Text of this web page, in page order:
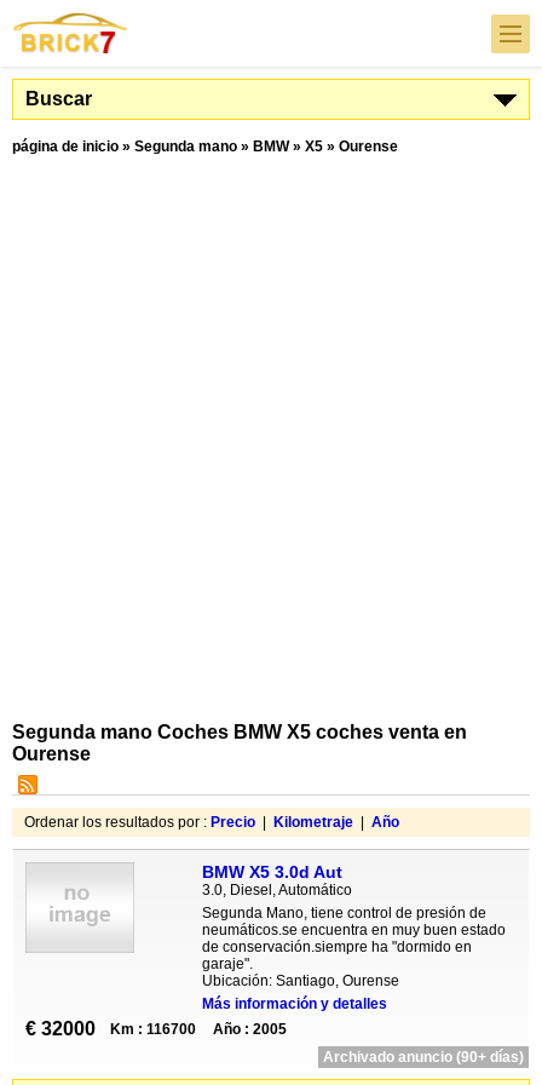
Buscar
página de inicio » Segunda mano » BMW» X5 » Ourense
Segunda mano Coches BMW X5 coches venta en
Ourense
Ordenar los resultados por : Precio Kilometraje Año
BMW X5 3.0d Aut
3.0, Diesel, Automático
Segunda Mano, tiene control de presión de
neumáticos.se encuentra en muy buen estado
de conservación.siempre ha "dormido en
garaje".
Ubicación: Santiago, Ourense
Más información y detalles
€ 32000 Km : 116700
Año : 2005
Archivado anuncio (90+ días)